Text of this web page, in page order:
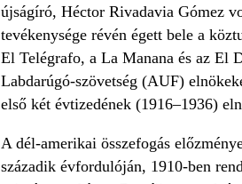
újságíró, Héctor Rivadavia Gómez
tevékenysége révén égett bele a
El Telégrafo, a La Manana és az El
Labdarúgó-szövetség (AUF)
első két évtizedének (1916–1936)
A dél-amerikai összefogás
századik évfordulóján, 1910-ben